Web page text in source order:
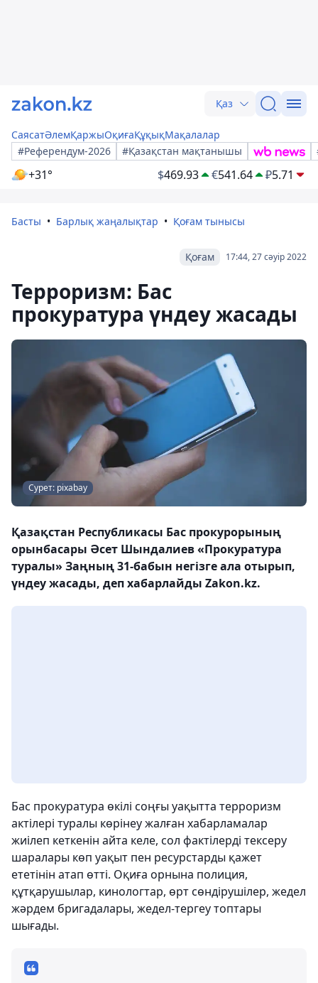
Қаз
СаясатӘлемҚаржыОқиғаҚұқықМақалалар
#Референдум-2026
#Қазақстан мақтанышы
+31° $469.93 €541.64 ₽5.71
Басты Барлық жаңалықтар Қоғам тынысы
17:44, 27 сәуір 2022
Қоғам
Терроризм: Бас
прокуратура үндеу жасады
Сурет: pixabay
Қазақстан Республикасы Бас прокурорының
орынбасары Әсет Шындалиев «Прокуратура
туралы» Заңның 31-бабын негізге ала отырып,
үндеу жасады, деп хабарлайды Zakon.kz.
Бас прокуратура өкілі соңғы уақытта терроризм
актілері туралы көрінеу жалған хабарламалар
жиілеп кеткенін айта келе, сол фактілерді тексеру
шаралары көп уақыт пен ресурстарды қажет
ететінін атап өтті. Оқиға орнына полиция,
құтқарушылар, кинологтар, өрт сөндірушілер, жедел
жәрдем бригадалары, жедел-тергеу топтары
шығады.